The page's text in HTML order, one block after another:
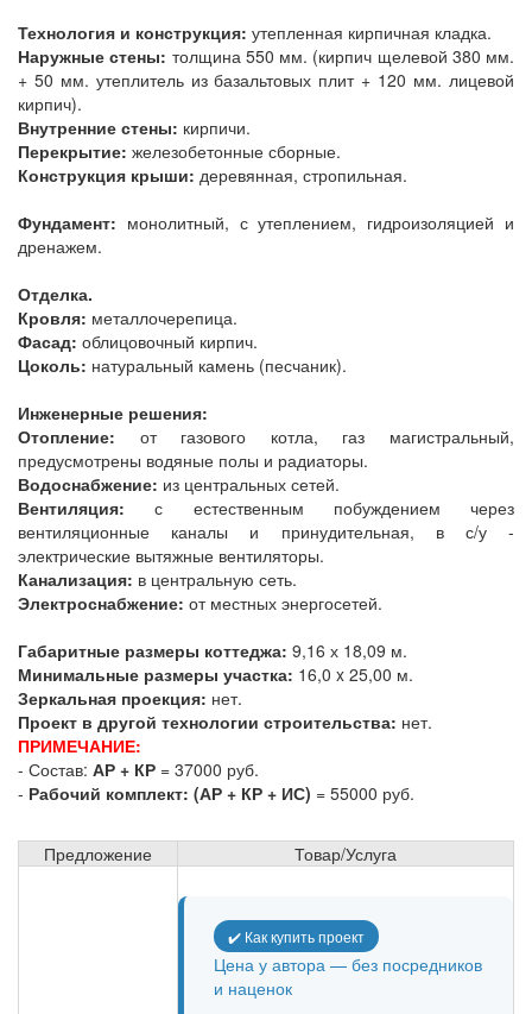
Технология и конструкция: утепленная кирпичная кладка.
Наружные стены: толщина 550 мм. (кирпич щелевой 380 мм.
+ 50 мм. утеплитель из базальтовых плит + 120 мм. лицевой
кирпич).
Внутренние стены: кирпичи.
Перекрытие: железобетонные сборные.
Конструкция крыши: деревянная, стропильная.
Фундамент: монолитный, с утеплением, гидроизоляцией и
дренажем.
Отделка.
Кровля: металлочерепица.
Фасад: облицовочный кирпич.
Цоколь: натуральный камень (песчаник).
Инженерные решения:
Отопление: от газового котла, газ магистральный,
предусмотрены водяные полы и радиаторы.
Водоснабжение: из центральных сетей.
Вентиляция: с естественным побуждением через
вентиляционные каналы и принудительная, в с/у -
электрические вытяжные вентиляторы.
Канализация: в центральную сеть.
Электроснабжение: от местных энергосетей.
Габаритные размеры коттеджа: 9,16 х 18,09 м.
Минимальные размеры участка: 16,0 x 25,00 м.
Зеркальная проекция: нет.
Проект в другой технологии строительства: нет.
ПРИМЕЧАНИЕ:
- Состав: АР + КР = 37000 руб.
- Рабочий комплект: (АР + КР + ИС) = 55000 руб.
Предложение Товар/Услуга
✔️ Как купить проект
Цена у автора — без посредников
и наценок